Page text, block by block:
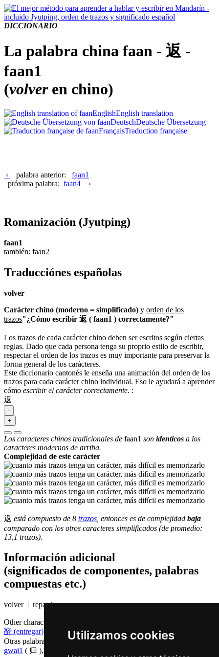
Utilizamos cookies
DICCIONARIO
La palabra china faan - 返 -
faan1
(volveren chino)
EnglishEnglish translation
DeutschDeutsche Übersetzung
FrançaisTraduction française
‹ palabra anterior: faan1
próxima palabra: faan4 ›
Romanización (Jyutping)
faan1
también: faan2
Traducciónes españolas
volver
Carácter chino (moderno = simplificado) y orden de los
trazos"¿Cómo escribir 返 ( faan1 ) correctamente?"
Los trazos de cada carácter chino deben ser escritos según ciertas
reglas. Dado que cada persona tenga su proprio estilo de escribir,
respectar el orden de los trazos es muy importante para preservar la
forma general de los carácteres.
Este diccionario cantonés le enseña una animación del orden de los
trazos para cada carácter chino individual. Eso le ayudará a aprender
cómo escribir el carácter correctamente. :
返
-
+
Los caracteres chinos tradicionales de faan1 son identicos a los
caracteres modernos de arriba.
Complejidad de este carácter
返 está compuesto de 8 trazos , entonces es de complejidad baja
comparado con los otros caracteres simplificados (de promedio:
13,1 trazos).
Información adicional
(significados de componentes, palabras
compuestas etc.)
volver | repatriar
Other characters that are pronounced
翻 (entregar)
反 (opuesto)
Otras palabras que también significanvolver en chino
gwai1 ( 归 ),